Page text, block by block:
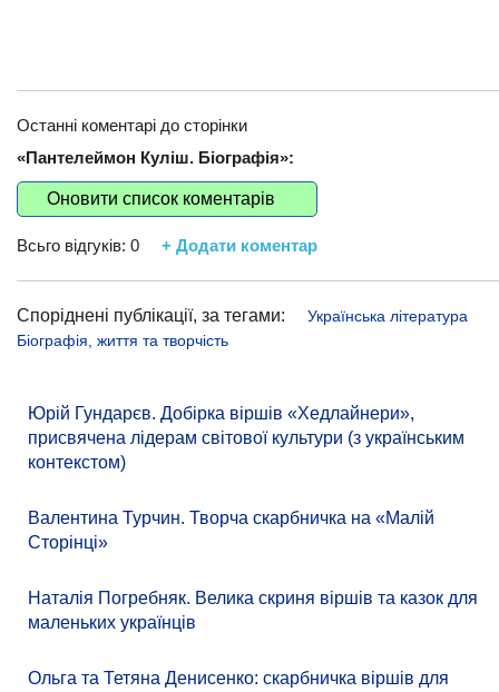
Останні коментарі до сторінки
«Пантелеймон Куліш. Біографія»:
Оновити список коментарів
Всьго відгуків: 0 + Додати коментар
Споріднені публікації, за тегами:
Українська література
Біографія, життя та творчість
Юрій Гундарєв. Добірка віршів «Хедлайнери»,
присвячена лідерам світової культури (з українським
контекстом)
Валентина Турчин. Творча скарбничка на «Малій
Сторінці»
Наталія Погребняк. Велика скриня віршів та казок для
маленьких українців
Ольга та Тетяна Денисенко: скарбничка віршів для